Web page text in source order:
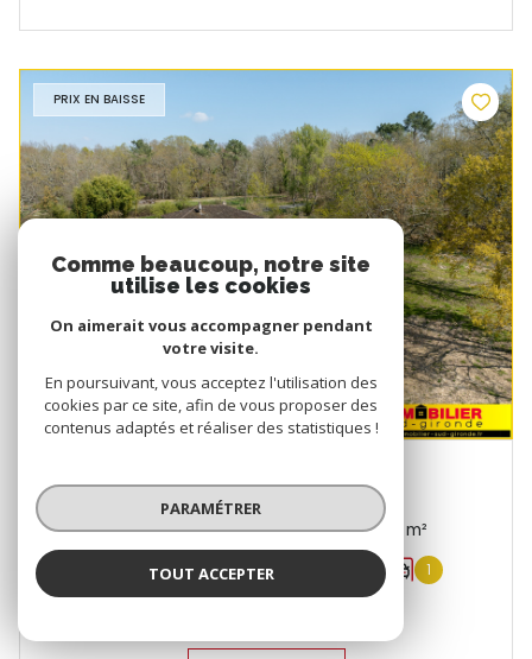
PRIX EN BAISSE
TARGON (33760)
Maison 4 pièce(s) 3 chambre(s) 99 m²
4218 m² 1
Comme beaucoup, notre site
utilise les cookies
On aimerait vous accompagner pendant
votre visite.
En poursuivant, vous acceptez l'utilisation des
cookies par ce site, afin de vous proposer des
contenus adaptés et réaliser des statistiques !
PARAMÉTRER
TOUT ACCEPTER